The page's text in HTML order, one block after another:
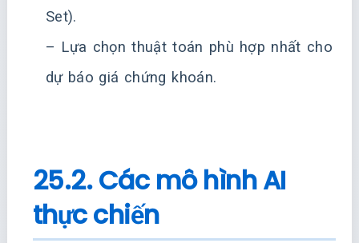
Set).
– Lựa chọn thuật toán phù hợp nhất cho
dự báo giá chứng khoán.
25.2. Các mô hình AI
thực chiến